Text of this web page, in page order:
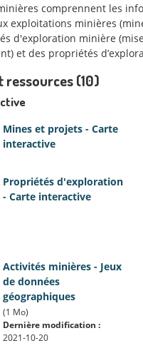
comprennent les
exploitations minières
d'exploration minière
et des propriétés
ressources (10)
Mines et projets - Carte
interactive
Propriétés d'exploration
- Carte interactive
Activités minières - Jeux
de données
géographiques
(1 Mo)
Dernière modification :
2021-10-20